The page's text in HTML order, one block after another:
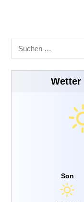
Suchen
nach:
Wetter
Son